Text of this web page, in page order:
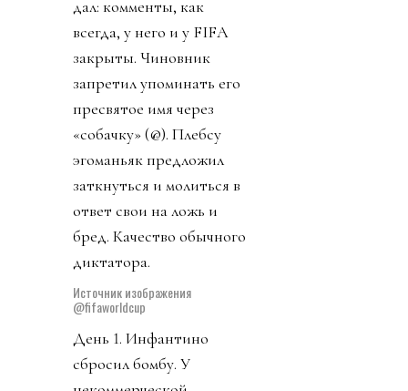
заставляли после по
окончании матчей
незамедлительно
улетать за пределы
США). Шанса
подтвердить свои слова
тем самым миллионам и
миллиардам счастливых
людей лысый през не
дал: комменты, как
всегда, у него и у FIFA
закрыты. Чиновник
запретил упоминать его
пресвятое имя через
«собачку» (@). Плебсу